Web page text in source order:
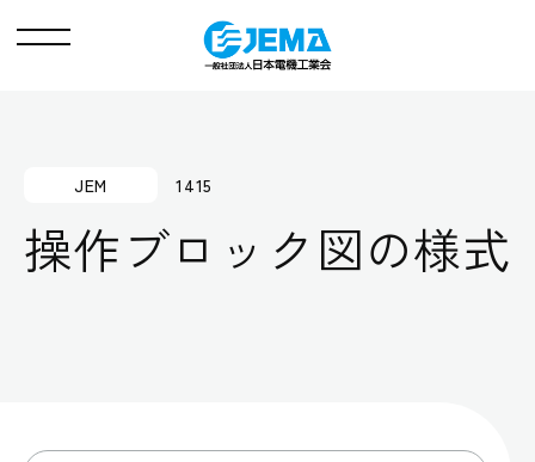
メ
JEM 1415
操作ブロック図の様式